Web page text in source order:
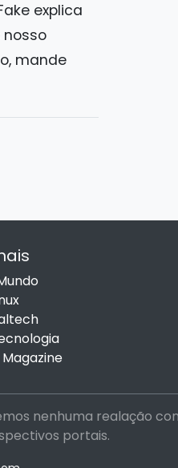
explica
nosso
mande
nenhuma realação
portais.